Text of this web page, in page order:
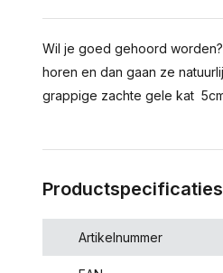
Wil je goed gehoord
horen en dan gaan ze
grappige zachte gele kat
Productspecificaties
Artikelnummer